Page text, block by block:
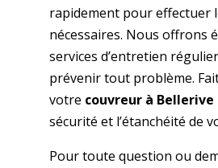
rapidement pour effectuer
nécessaires. Nous offrons
services d’entretien
prévenir tout problème.
votre couvreur à Bellerive
sécurité et l’étanchéité de
Pour toute question ou